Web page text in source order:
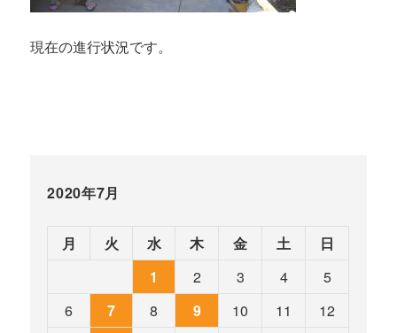
現在の進行状況です。
2020年7月
月 火 水 木 金 土 日
1 2 3 4
5
6
7 8 9 10 11
12